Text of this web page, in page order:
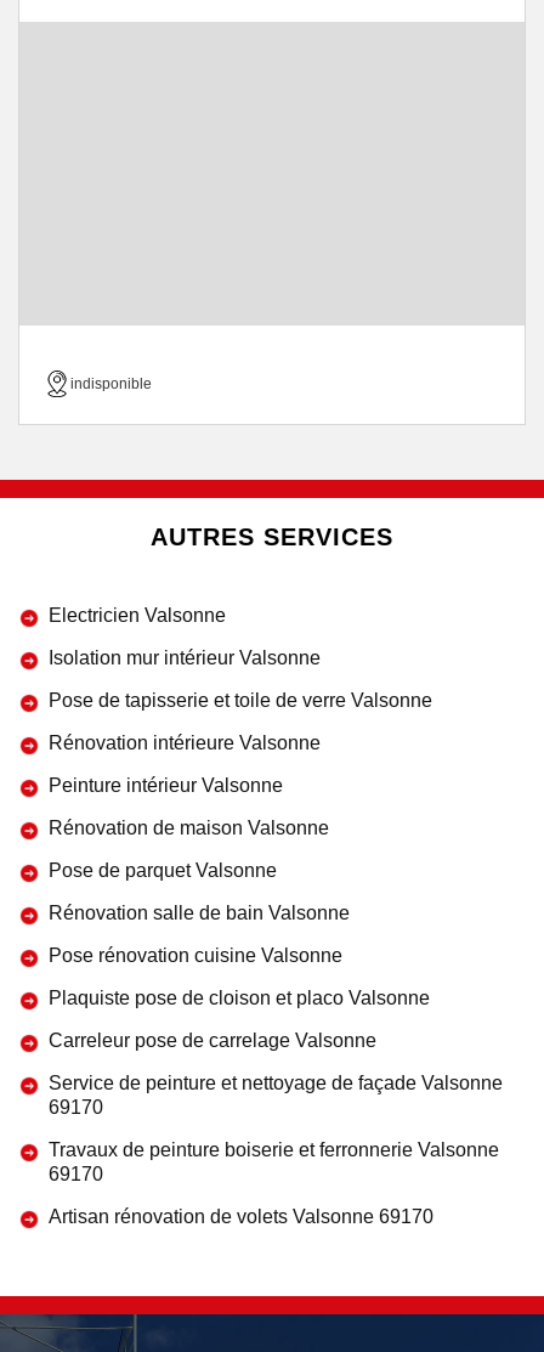
indisponible
AUTRES SERVICES
Electricien Valsonne
Isolation mur intérieur Valsonne
Pose de tapisserie et toile de verre Valsonne
Rénovation intérieure Valsonne
Peinture intérieur Valsonne
Rénovation de maison Valsonne
Pose de parquet Valsonne
Rénovation salle de bain Valsonne
Pose rénovation cuisine Valsonne
Plaquiste pose de cloison et placo Valsonne
Carreleur pose de carrelage Valsonne
Service de peinture et nettoyage de façade Valsonne
69170
Travaux de peinture boiserie et ferronnerie Valsonne
69170
Artisan rénovation de volets Valsonne 69170